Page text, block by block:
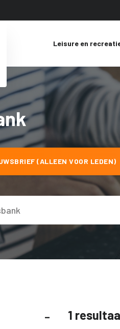
Leisure en
(ALLEEN VOOR LEDEN)
1